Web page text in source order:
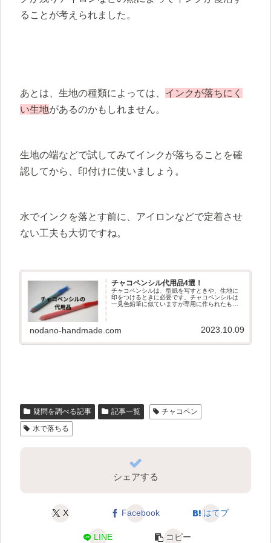
ることが考えられました。
あとは、生地の種類によっては、 インクが落ちにく
い生地があるのかもしれません。
生地の端などで試してみてインクが落ちることを確
認してから、印付けに使いましょう。
水でインクを落とす前に、アイロンなどで定着させ
ない工夫も大切ですね。
チャコペンシル代用品4選！
チャコペンシルは、型紙を写すときや、生地に
印をつけるときに必要です。チャコペンシルは
一見色鉛筆に似ていますが専用に作られたもの
nodano-handmade.com 2023.10.09
疑問を調べる記事 記事一覧
チャコペン
水で落ちる
シェアする
X Facebook はてブ
LINE コピー